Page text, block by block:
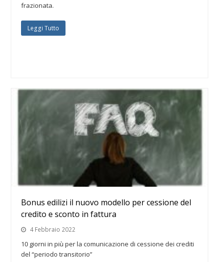
frazionata.
Leggi Tutto
Bonus edilizi il nuovo modello per cessione del
credito e sconto in fattura
4 Febbraio 2022
10 giorni in più per la comunicazione di cessione dei crediti
del “periodo transitorio”